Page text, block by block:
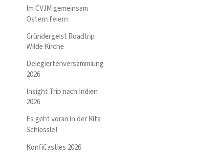
Im CVJM gemeinsam
Ostern feiern
Gründergeist Roadtrip
Wilde Kirche
Delegiertenversammlung
2026
Insight Trip nach Indien
2026
Es geht voran in der Kita
Schlössle!
KonfiCastles 2026